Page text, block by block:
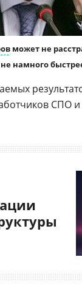
может не
намного
СПО